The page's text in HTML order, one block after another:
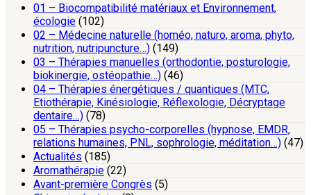
01 – Biocompatibilité matériaux et Environnement,
écologie (102)
02 – Médecine naturelle (homéo, naturo, aroma, phyto,
nutrition, nutripuncture…) (149)
03 – Thérapies manuelles (orthodontie, posturologie,
biokinergie, ostéopathie…) (46)
04 – Thérapies énergétiques / quantiques (MTC,
Etiothérapie, Kinésiologie, Réflexologie, Décryptage
dentaire…) (78)
05 – Thérapies psycho-corporelles (hypnose, EMDR,
relations humaines, PNL, sophrologie, méditation…) (47)
Actualités (185)
Aromathérapie (22)
Avant-première Congrès (5)